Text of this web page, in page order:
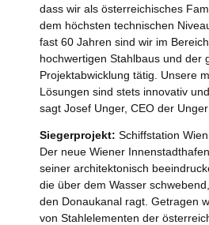
dass wir als österreichisches
dem höchsten technischen
fast 60 Jahren sind wir im
hochwertigen Stahlbaus und der
Projektabwicklung tätig. Unsere
Lösungen sind stets innovativ
sagt Josef Unger, CEO der
Siegerprojekt: Schiffstation
Der neue Wiener
seiner architektonisch
die über dem Wasser
den Donaukanal ragt. Getragen
von Stahlelementen der